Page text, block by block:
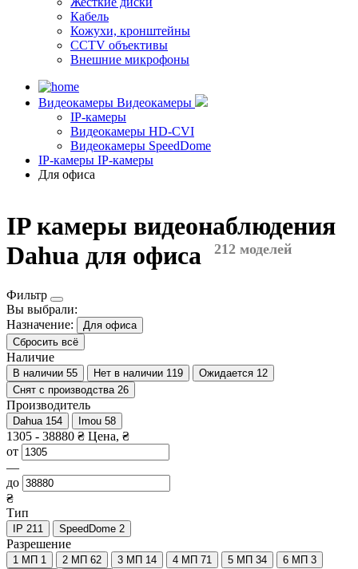
Кабель
Кожухи, кронштейны
CCTV объективы
Внешние микрофоны
Видеокамеры Видеокамеры
IP-камеры
Видеокамеры HD-CVI
Видеокамеры SpeedDome
IP-камеры IP-камеры
Для офиса
IP камеры видеонаблюдения
Dahua для офиса
212 моделей
Фильтр
Вы выбрали:
Назначение:
Для офиса
Сбросить всё
Наличие
В наличии 55 Нет в наличии 119 Ожидается 12
Снят с производства 26
Производитель
Dahua 154 Imou 58
1305 - 38880 ₴ Цена, ₴
от
—
до
₴
Тип
IP 211 SpeedDome 2
Разрешение
1 МП 1 2 МП 62 3 МП 14 4 МП 71 5 МП 34 6 МП 3